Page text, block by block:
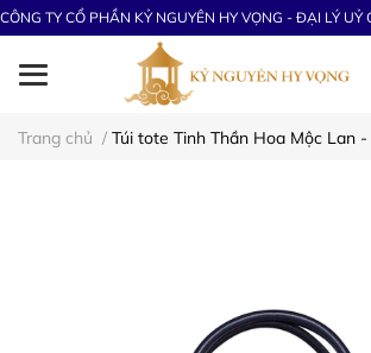
CÔNG TY CỔ PHẦN KỶ NGUYÊN HY VỌNG - ĐẠI LÝ
Trang chủ / Túi tote Tinh Thần Hoa Mộc Lan